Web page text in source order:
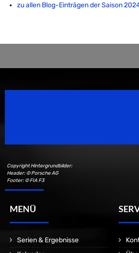
zu allen Blog-Einträgen der Saison
Copyright Hintergrundbilder:
Header: © Porsche AG
Footer: © FIA F3
MENÜ
Serien & Ergebnisse